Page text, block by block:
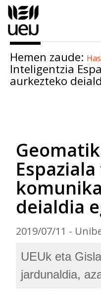
Hemen zaude:
Inteligentzia
aurkezteko
deialdia
2019/07/11 -
UEUk eta
jardunaldia,